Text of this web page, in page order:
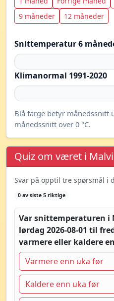
9 måneder
12 måneder
Snittemperatur 6
Klimanormal 1991-2020
Blå farge betyr månedssnitt
månedssnitt over 0 °C.
Quiz om været i
Svar på opptil tre spørsmål i
0 av siste 5 riktige
Var snittemperaturen i
lørdag 2026-08-01 til
varmere eller kaldere
Varmere enn uka før
Kaldere enn uka før